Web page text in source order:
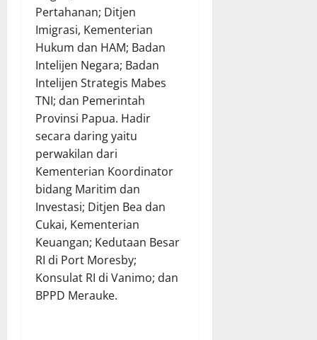
Pertahanan; Ditjen
Imigrasi, Kementerian
Hukum dan HAM; Badan
Intelijen Negara; Badan
Intelijen Strategis Mabes
TNI; dan Pemerintah
Provinsi Papua. Hadir
secara daring yaitu
perwakilan dari
Kementerian Koordinator
bidang Maritim dan
Investasi; Ditjen Bea dan
Cukai, Kementerian
Keuangan; Kedutaan Besar
RI di Port Moresby;
Konsulat RI di Vanimo; dan
BPPD Merauke.